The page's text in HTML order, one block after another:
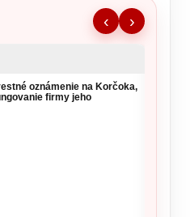
‹ ›
oznámenie na Korčoka,
firmy jeho